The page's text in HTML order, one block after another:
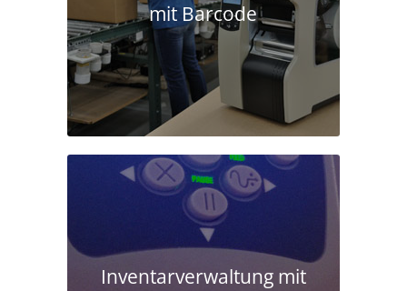
mit Barcode
Inventarverwaltung mit